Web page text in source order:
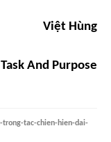
Việt Hùng
And Purpose
tac-chien-hien-dai-